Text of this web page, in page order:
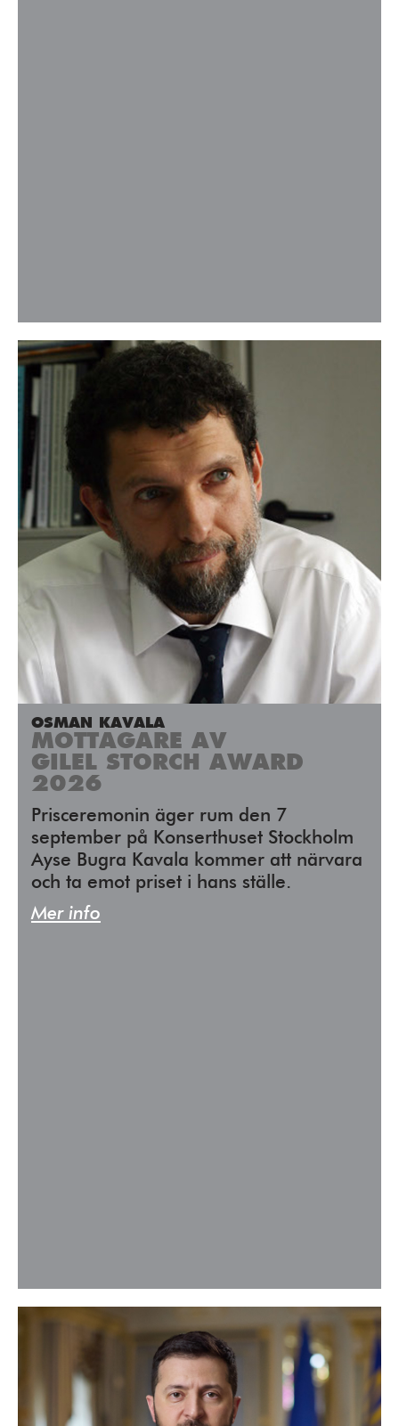
OSMAN KAVALA
MOTTAGARE AV
GILEL STORCH AWARD
2026
Prisceremonin äger rum den 7
september på Konserthuset Stockholm
Ayse Bugra Kavala kommer att närvara
och ta emot priset i hans ställe.
Mer info